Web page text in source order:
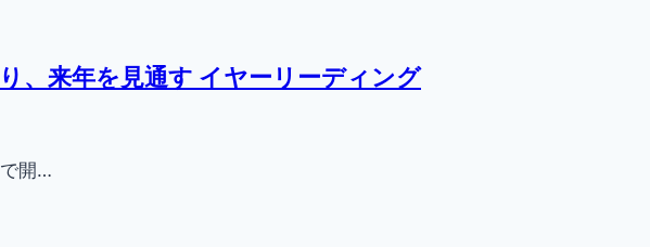
、来年を見通す イヤーリーディング
開…